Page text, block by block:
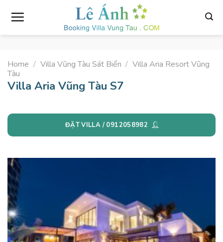
Home / Villa Vũng Tàu Sát Biển / Villa Aria Resort Vũng
Tàu
Villa Aria Vũng Tàu S7
ĐẶT VILLA / 0912058982